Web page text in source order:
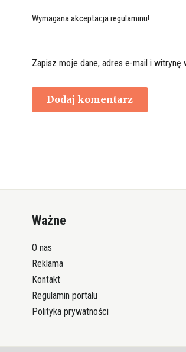
Wymagana akceptacja regulaminu!
Zapisz moje dane, adres e-mail i witrynę
Ważne
O nas
Reklama
Kontakt
Regulamin portalu
Polityka prywatności